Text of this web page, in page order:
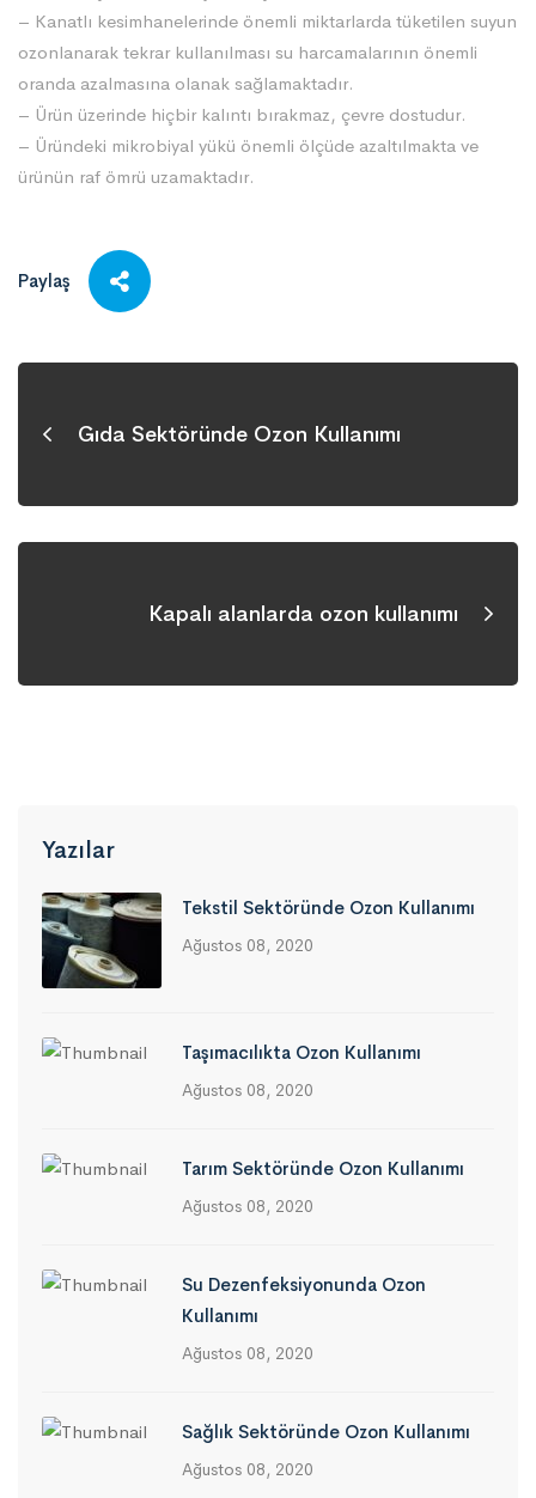
– Kanatlı kesimhanelerinde önemli miktarlarda tüketilen suyun
ozonlanarak tekrar kullanılması su harcamalarının önemli
oranda azalmasına olanak sağlamaktadır.
– Ürün üzerinde hiçbir kalıntı bırakmaz, çevre dostudur.
– Üründeki mikrobiyal yükü önemli ölçüde azaltılmakta ve
ürünün raf ömrü uzamaktadır.
Paylaş
Gıda Sektöründe Ozon Kullanımı
Kapalı alanlarda ozon kullanımı
Yazılar
Tekstil Sektöründe Ozon Kullanımı
Ağustos 08, 2020
Taşımacılıkta Ozon Kullanımı
Ağustos 08, 2020
Tarım Sektöründe Ozon Kullanımı
Ağustos 08, 2020
Su Dezenfeksiyonunda Ozon
Kullanımı
Ağustos 08, 2020
Sağlık Sektöründe Ozon Kullanımı
Ağustos 08, 2020